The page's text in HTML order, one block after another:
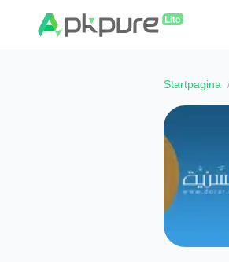
Startpagina